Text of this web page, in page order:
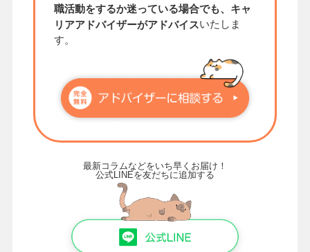
職活動をするか迷っている場合でも、キャ
リアアドバイザーがアドバイスいたしま
す。
最新コラムなどをいち早くお届け！
公式LINEを友だちに追加する